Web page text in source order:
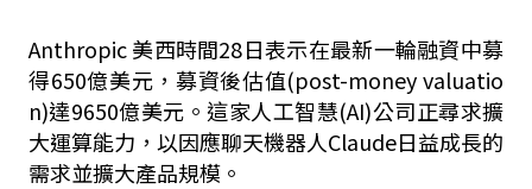
Anthropic 美西時間28日表示在最新一輪融資中募
得650億美元，募資後估值(post-money valuatio
n)達9650億美元。這家人工智慧(AI)公司正尋求擴
大運算能力，以因應聊天機器人Claude日益成長的
需求並擴大產品規模。